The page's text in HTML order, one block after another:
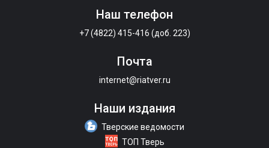
Наш телефон
+7 (4822) 415-416 (доб. 223)
Почта
internet@riatver.ru
Наши издания
Тверские ведомости
ТОП Тверь